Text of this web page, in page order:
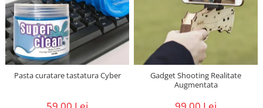
Pasta curatare tastatura Cyber
Gadget Shooting Realitate
Augmentata